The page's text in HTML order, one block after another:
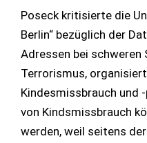
Poseck kritisierte die
Berlin“ bezüglich der
Adressen bei
Terrorismus,
Kindesmissbrauch und
von Kindsmissbrauch
werden, weil seitens